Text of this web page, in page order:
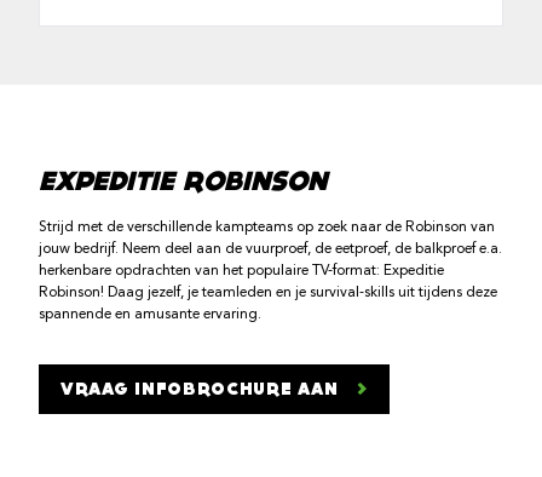
EXPEDITIE ROBINSON
Strijd met de verschillende kampteams op zoek naar de Robinson van
jouw bedrijf. Neem deel aan de vuurproef, de eetproef, de balkproef e.a.
herkenbare opdrachten van het populaire TV-format: Expeditie
Robinson! Daag jezelf, je teamleden en je survival-skills uit tijdens deze
spannende en amusante ervaring.
VRAAG INFOBROCHURE AAN